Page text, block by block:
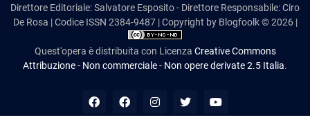
Direttore Editoriale: Salvatore Esposito - Direttore Responsabile: Ciro
De Rosa | Codice ISSN 2384-9487 | Copyright by Blogfoolk © 2026 |
Quest'opera è distribuita con Licenza Creative Commons
Attribuzione - Non commerciale - Non opere derivate 2.5 Italia.